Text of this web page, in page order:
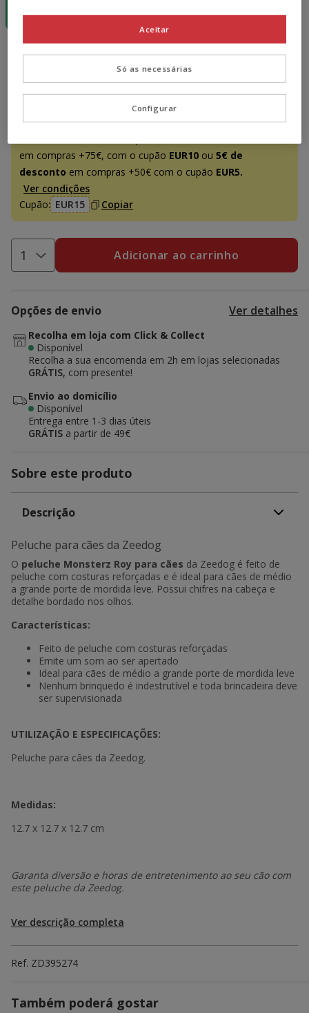
10.99€
-15€ c/ cupão 💰 15€ de descontoem compras +95€,
em compras +75€, com o cupão EUR10 ou 5€ de
desconto em compras +50€ com o cupão EUR5.
Ver condições
Cupão: EUR15 Copiar
Preço 10.99€
10.99€
Adicionar ao carrinho
Opções de envio Ver detalhes
Recolha em loja com Click & Collect
Disponível
Recolha a sua encomenda em 2h em lojas selecionadas
GRÁTIS, com presente!
Envio ao domicílio
Disponível
Entrega entre 1-3 dias úteis
GRÁTIS a partir de 49€
Sobre este produto
Descrição
Peluche para cães da Zeedog
O peluche Monsterz Roy para cães da Zeedog é feito de
peluche com costuras reforçadas e é ideal para cães de médio
a grande porte de mordida leve. Possui chifres na cabeça e
detalhe bordado nos olhos.
Características:
Feito de peluche com costuras reforçadas
Emite um som ao ser apertado
Ideal para cães de médio a grande porte de mordida leve
Nenhum brinquedo é indestrutível e toda brincadeira deve
ser supervisionada
UTILIZAÇÃO E ESPECIFICAÇÕES:
Peluche para cães da Zeedog.
Medidas:
12.7 x 12.7 x 12.7 cm
Garanta diversão e horas de entretenimento ao seu cão com
este peluche da Zeedog.
Ver descrição completa
Ref. ZD395274
Também poderá gostar
Só as necessárias
Aceitar
Configurar